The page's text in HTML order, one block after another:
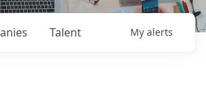
Talent My alerts